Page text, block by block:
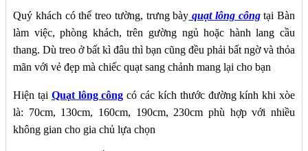
Quý khách có thể treo tường, trưng bày quạt lông côngtại Bàn
làm việc, phòng khách, trên gường ngủ hoặc hành lang cầu
thang. Dù treo ở bất kì đâu thì bạn cũng đều phải bất ngờ và thỏa
mãn với vẻ đẹp mà chiếc quạt sang chảnh mang lại cho bạn
Hiện tại Quạt lông công có các kích thước đường kính khi xòe
là: 70cm, 130cm, 160cm, 190cm, 230cm phù hợp với nhiều
không gian cho gia chủ lựa chọn